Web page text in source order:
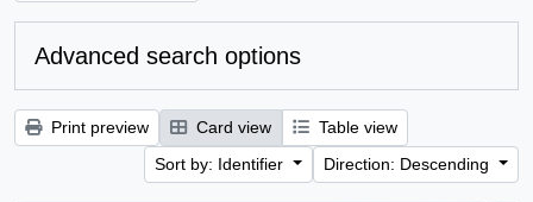
Advanced search options
Print preview Card view
Table view
Sort by: Identifier
Direction: Descending